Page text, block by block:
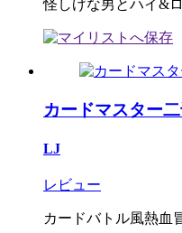
怪しげな男とハイ&
カードマスター
LJ
レビュー
カードバトル風熱血